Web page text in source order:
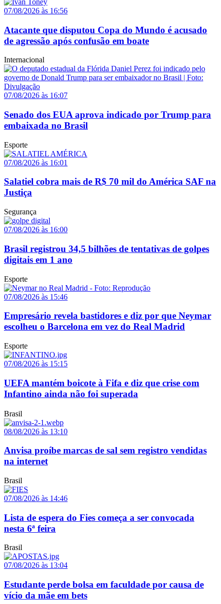
07/08/2026 às 16:56
Atacante que disputou Copa do Mundo é acusado
de agressão após confusão em boate
Internacional
07/08/2026 às 16:07
Senado dos EUA aprova indicado por Trump para
embaixada no Brasil
Esporte
07/08/2026 às 16:01
Salatiel cobra mais de R$ 70 mil do América SAF na
Justiça
Segurança
07/08/2026 às 16:00
Brasil registrou 34,5 bilhões de tentativas de golpes
digitais em 1 ano
Esporte
07/08/2026 às 15:46
Empresário revela bastidores e diz por que Neymar
escolheu o Barcelona em vez do Real Madrid
Esporte
07/08/2026 às 15:15
UEFA mantém boicote à Fifa e diz que crise com
Infantino ainda não foi superada
Brasil
08/08/2026 às 13:10
Anvisa proíbe marcas de sal sem registro vendidas
na internet
Brasil
07/08/2026 às 14:46
Lista de espera do Fies começa a ser convocada
nesta 6ª feira
Brasil
07/08/2026 às 13:04
Estudante perde bolsa em faculdade por causa de
vício da mãe em bets